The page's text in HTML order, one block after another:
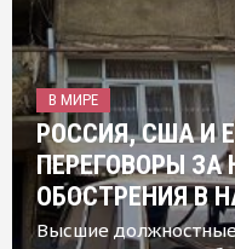
В МИРЕ
РОССИЯ, США И
ПЕРЕГОВОРЫ ЗА
ОБОСТРЕНИЯ В
Высшие